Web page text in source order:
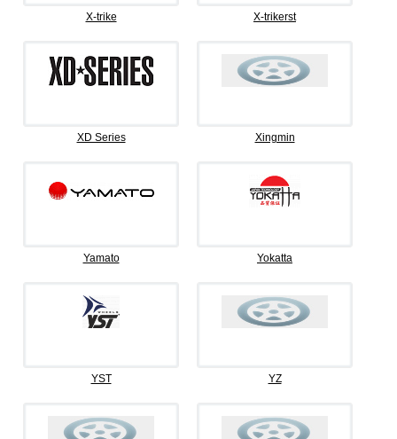
X-trike X-trikerst
XD Series Xingmin
Yamato Yokatta
YST YZ